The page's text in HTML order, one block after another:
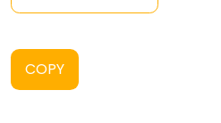
COPY